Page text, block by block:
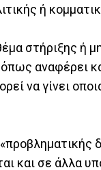
ή
στήριξης ή
αναφέρει
να γίνει
και σε άλλα